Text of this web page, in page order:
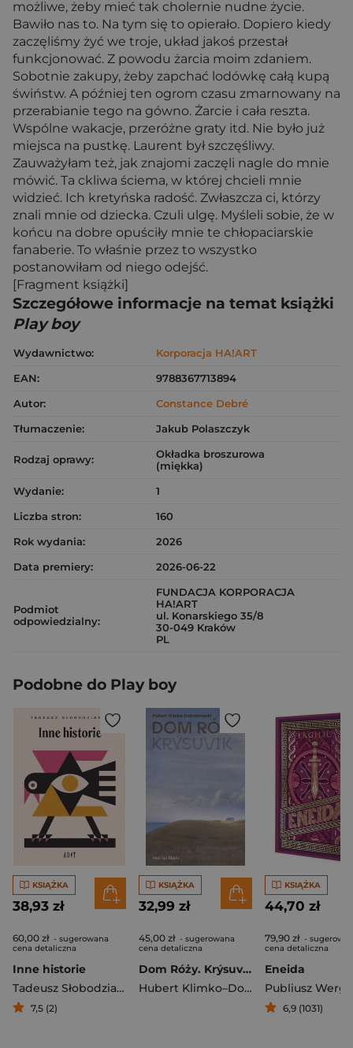
możliwe, żeby mieć tak cholernie nudne życie.
Bawiło nas to. Na tym się to opierało. Dopiero kiedy
zaczęliśmy żyć we troje, układ jakoś przestał
funkcjonować. Z powodu żarcia moim zdaniem.
Sobotnie zakupy, żeby zapchać lodówkę całą kupą
świństw. A później ten ogrom czasu zmarnowany na
przerabianie tego na gówno. Żarcie i cała reszta.
Wspólne wakacje, przeróżne graty itd. Nie było już
miejsca na pustkę. Laurent był szczęśliwy.
Zauważyłam też, jak znajomi zaczęli nagle do mnie
mówić. Ta ckliwa ściema, w której chcieli mnie
widzieć. Ich kretyńska radość. Zwłaszcza ci, którzy
znali mnie od dziecka. Czuli ulgę. Myśleli sobie, że w
końcu na dobre opuściły mnie te chłopaciarskie
fanaberie. To właśnie przez to wszystko
postanowiłam od niego odejść.
[Fragment książki]
Szczegółowe informacje na temat książki
Play boy
Wydawnictwo:
Korporacja HA!ART
EAN:
9788367713894
Autor:
Constance Debré
Tłumaczenie:
Jakub Polaszczyk
Rodzaj oprawy:
Okładka broszurowa
(miękka)
Wydanie:
1
Liczba stron:
160
Rok wydania:
2026
Data premiery:
2026-06-22
Podmiot
odpowiedzialny:
FUNDACJA KORPORACJA
HA!ART
ul. Konarskiego 35/8
30-049 Kraków
PL
Podobne do Play boy
KSIĄŻKA
38,93 zł
60,00 zł - sugerowana
cena detaliczna
Inne historie
Tadeusz Słobodzianek
7,5 (2)
KSIĄŻKA
32,99 zł
45,00 zł - sugerowana
cena detaliczna
Dom Róży. Krýsuvik
Hubert Klimko–Dobrzaniecki
KSIĄŻKA
44,70 zł
79,90 zł -
cena detaliczna
Eneida
Publiusz
6,9 (1031)